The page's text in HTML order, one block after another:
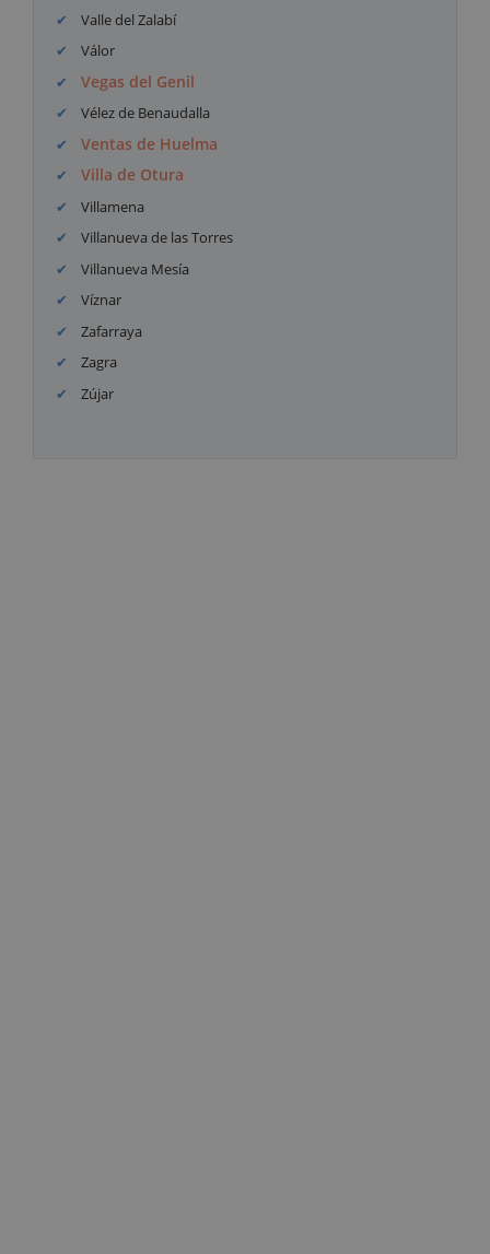
Valle del Zalabí
Válor
Vegas del Genil
Vélez de Benaudalla
Ventas de Huelma
Villa de Otura
Villamena
Villanueva de las Torres
Villanueva Mesía
Víznar
Zafarraya
Zagra
Zújar